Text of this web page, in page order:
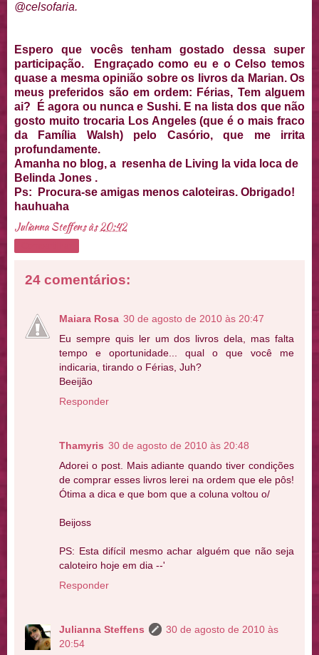
@celsofaria.
Espero que vocês tenham gostado dessa super
participação. Engraçado como eu e o Celso temos
quase a mesma opinião sobre os livros da Marian. Os
meus preferidos são em ordem: Férias, Tem alguem
ai? É agora ou nunca e Sushi. E na lista dos que não
gosto muito trocaria Los Angeles (que é o mais fraco
da Família Walsh) pelo Casório, que me irrita
profundamente.
Amanha no blog, a resenha de Living la vida loca de
Belinda Jones .
Ps: Procura-se amigas menos caloteiras. Obrigado!
hauhuaha
Julianna Steffensàs20:42
24 comentários:
Maiara Rosa 30 de agosto de 2010 às 20:47
Eu sempre quis ler um dos livros dela, mas falta
tempo e oportunidade... qual o que você me
indicaria, tirando o Férias, Juh?
Beeijão
Responder
Thamyris 30 de agosto de 2010 às 20:48
Adorei o post. Mais adiante quando tiver condições
de comprar esses livros lerei na ordem que ele pôs!
Ótima a dica e que bom que a coluna voltou o/
Beijoss
PS: Esta difícil mesmo achar alguém que não seja
caloteiro hoje em dia --'
Responder
Julianna Steffens
30 de agosto de 2010 às
20:54